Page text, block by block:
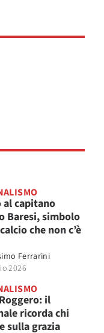
al capitano
Baresi, simbolo
che non c’è
Ferrarini
2026
il
ricorda chi
sulla grazia